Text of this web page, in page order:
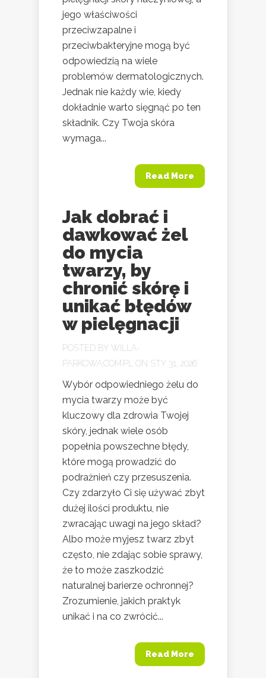
jego właściwości
przeciwzapalne i
przeciwbakteryjne mogą być
odpowiedzią na wiele
problemów dermatologicznych.
Jednak nie każdy wie, kiedy
dokładnie warto sięgnąć po ten
składnik. Czy Twoja skóra
wymaga...
Read More
Jak dobrać i
dawkować żel
do mycia
twarzy, by
chronić skórę i
unikać błędów
w pielęgnacji
POSTED BY WILLA-
PARKOWA.COM.PL
ON STY 31, 2026
Wybór odpowiedniego żelu do
mycia twarzy może być
kluczowy dla zdrowia Twojej
skóry, jednak wiele osób
popełnia powszechne błędy,
które mogą prowadzić do
podrażnień czy przesuszenia.
Czy zdarzyło Ci się używać zbyt
dużej ilości produktu, nie
zwracając uwagi na jego skład?
Albo może myjesz twarz zbyt
często, nie zdając sobie sprawy,
że to może zaszkodzić
naturalnej barierze ochronnej?
Zrozumienie, jakich praktyk
unikać i na co zwrócić...
Read More